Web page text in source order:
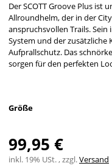
Der SCOTT Groove Plus ist
Allroundhelm, der in der
anspruchsvollen Trails.
System und der zusätzliche
Aufprallschutz. Das
sorgen für den perfekten
Größe
99,95 €
inkl. 19% USt. , zzgl.Versand